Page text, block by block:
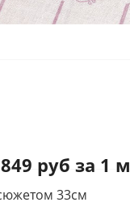
849 руб за 1 м
33см